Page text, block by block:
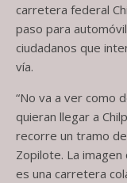
carretera federal
paso para
ciudadanos que
vía.
“No va a ver como
quieran llegar a
recorre un tramo de
Zopilote. La
es una carretera